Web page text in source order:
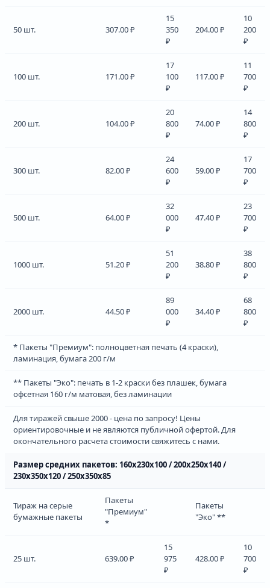
50 шт. 307.00 ₽
15
350
₽
204.00 ₽
10
200
₽
100 шт. 171.00 ₽
17
100
₽
117.00 ₽
11
700
₽
200 шт. 104.00 ₽
20
800
₽
74.00 ₽
14
800
₽
300 шт. 82.00 ₽
24
600
₽
59.00 ₽
17
700
₽
500 шт. 64.00 ₽
32
000
₽
47.40 ₽
23
700
₽
1000 шт. 51.20 ₽
51
200
₽
38.80 ₽
38
800
₽
2000 шт. 44.50 ₽
89
000
₽
34.40 ₽
68
800
₽
* Пакеты "Премиум": полноцветная печать (4 краски),
ламинация, бумага 200 г/м
** Пакеты "Эко": печать в 1-2 краски без плашек, бумага
офсетная 160 г/м матовая, без ламинации
Для тиражей свыше 2000 - цена по запросу! Цены
ориентировочные и не являются публичной офертой. Для
окончательного расчета стоимости свяжитесь с нами.
Размер средних пакетов: 160х230х100 / 200х250х140 /
230х350х120 / 250х350х85
Тираж на серые
бумажные пакеты
Пакеты
"Премиум"
*
Пакеты
"Эко" **
25 шт. 639.00 ₽
15
975
₽
428.00 ₽
10
700
₽